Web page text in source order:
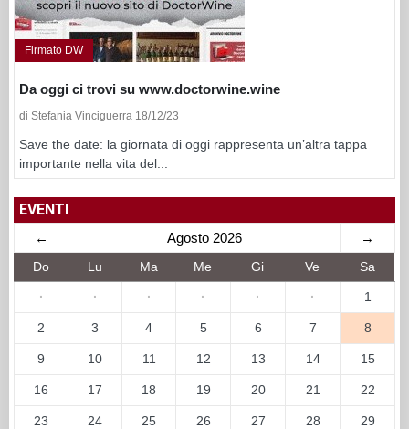
Firmato DW
Da oggi ci trovi su www.doctorwine.wine
di Stefania Vinciguerra 18/12/23
Save the date: la giornata di oggi rappresenta un’altra tappa
importante nella vita del...
EVENTI
← Agosto 2026 →
Do Lu Ma Me Gi Ve Sa
· · · · · · 1
2 3 4 5 6 7 8
9 10 11 12 13 14 15
16 17 18 19 20 21 22
23 24 25 26 27 28 29